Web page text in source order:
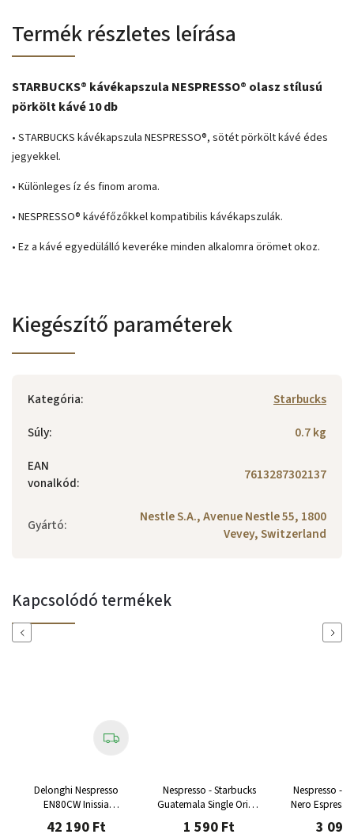
Termék részletes leírása
STARBUCKS® kávékapszula NESPRESSO® olasz stílusú
pörkölt kávé 10 db
• STARBUCKS kávékapszula NESPRESSO®, sötét pörkölt kávé édes
jegyekkel.
• Különleges íz és finom aroma.
• NESPRESSO® kávéfőzőkkel kompatibilis kávékapszulák.
• Ez a kávé egyedülálló keveréke minden alkalomra örömet okoz.
Kiegészítő paraméterek
Kategória:
Starbucks
Súly:
0.7 kg
EAN
vonalkód: 7613287302137
Gyártó:
Nestle S.A., Avenue Nestle 55, 1800
Vevey, Switzerland
Kapcsolódó termékek
Previous
Delonghi Nespresso
EN80CW Inissia
kávéfőző
42 190 Ft
Nespresso - Starbucks
Guatemala Single Origin
10 adag
1 590 Ft
Nespresso -
Nero
30
3
Next